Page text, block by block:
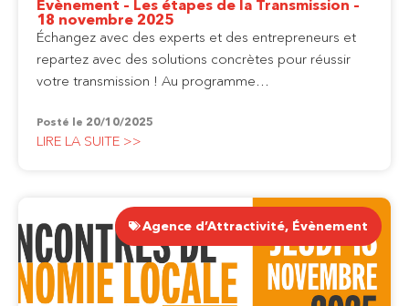
Évènement – Les étapes de la Transmission –
18 novembre 2025
Échangez avec des experts et des entrepreneurs et
repartez avec des solutions concrètes pour réussir
votre transmission ! Au programme…
Posté le 20/10/2025
LIRE LA SUITE >>
Agence d’Attractivité, Évènement